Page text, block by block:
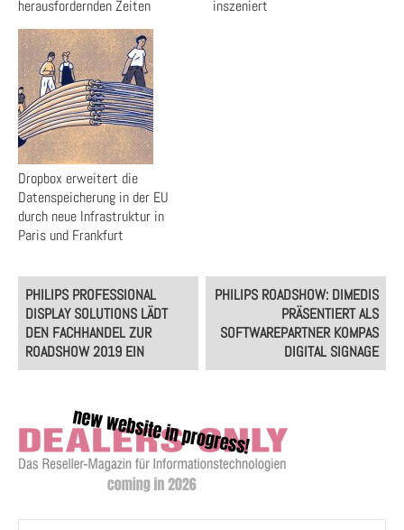
herausfordernden Zeiten
inszeniert
Dropbox erweitert die
Datenspeicherung in der EU
durch neue Infrastruktur in
Paris und Frankfurt
Post
navigation
PHILIPS PROFESSIONAL
DISPLAY SOLUTIONS LÄDT
DEN FACHHANDEL ZUR
ROADSHOW 2019 EIN
PHILIPS ROADSHOW: DIMEDIS
PRÄSENTIERT ALS
SOFTWAREPARTNER KOMPAS
DIGITAL SIGNAGE